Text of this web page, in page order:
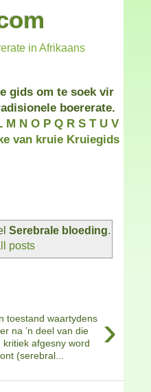
in Afrikaans
gids om te soek vir
boererate.
M N O P Q R S T U V
van kruie Kruiegids
Serebrale bloeding.
posts
›
toestand waartydens
na ’n deel van die
kritiek afgesny word
(serebral...